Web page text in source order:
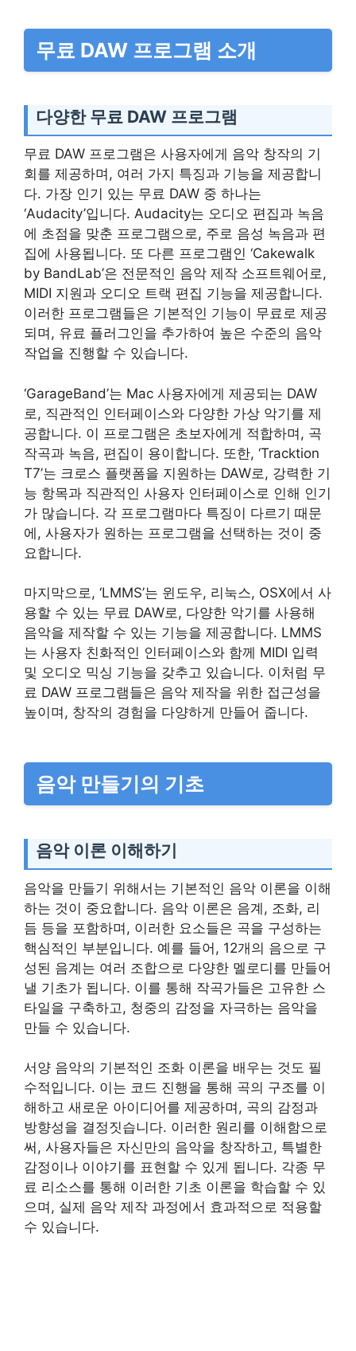
무료 DAW 프로그램 소개
다양한 무료 DAW 프로그램
무료 DAW 프로그램은 사용자에게 음악 창작의 기
회를 제공하며, 여러 가지 특징과 기능을 제공합니
다. 가장 인기 있는 무료 DAW 중 하나는
‘Audacity’입니다. Audacity는 오디오 편집과 녹음
에 초점을 맞춘 프로그램으로, 주로 음성 녹음과 편
집에 사용됩니다. 또 다른 프로그램인 ‘Cakewalk
by BandLab’은 전문적인 음악 제작 소프트웨어로,
MIDI 지원과 오디오 트랙 편집 기능을 제공합니다.
이러한 프로그램들은 기본적인 기능이 무료로 제공
되며, 유료 플러그인을 추가하여 높은 수준의 음악
작업을 진행할 수 있습니다.
‘GarageBand’는 Mac 사용자에게 제공되는 DAW
로, 직관적인 인터페이스와 다양한 가상 악기를 제
공합니다. 이 프로그램은 초보자에게 적합하며, 곡
작곡과 녹음, 편집이 용이합니다. 또한, ‘Tracktion
T7’는 크로스 플랫폼을 지원하는 DAW로, 강력한 기
능 항목과 직관적인 사용자 인터페이스로 인해 인기
가 많습니다. 각 프로그램마다 특징이 다르기 때문
에, 사용자가 원하는 프로그램을 선택하는 것이 중
요합니다.
마지막으로, ‘LMMS’는 윈도우, 리눅스, OSX에서 사
용할 수 있는 무료 DAW로, 다양한 악기를 사용해
음악을 제작할 수 있는 기능을 제공합니다. LMMS
는 사용자 친화적인 인터페이스와 함께 MIDI 입력
및 오디오 믹싱 기능을 갖추고 있습니다. 이처럼 무
료 DAW 프로그램들은 음악 제작을 위한 접근성을
높이며, 창작의 경험을 다양하게 만들어 줍니다.
음악 만들기의 기초
음악 이론 이해하기
음악을 만들기 위해서는 기본적인 음악 이론을 이해
하는 것이 중요합니다. 음악 이론은 음계, 조화, 리
듬 등을 포함하며, 이러한 요소들은 곡을 구성하는
핵심적인 부분입니다. 예를 들어, 12개의 음으로 구
성된 음계는 여러 조합으로 다양한 멜로디를 만들어
낼 기초가 됩니다. 이를 통해 작곡가들은 고유한 스
타일을 구축하고, 청중의 감정을 자극하는 음악을
만들 수 있습니다.
서양 음악의 기본적인 조화 이론을 배우는 것도 필
수적입니다. 이는 코드 진행을 통해 곡의 구조를 이
해하고 새로운 아이디어를 제공하며, 곡의 감정과
방향성을 결정짓습니다. 이러한 원리를 이해함으로
써, 사용자들은 자신만의 음악을 창작하고, 특별한
감정이나 이야기를 표현할 수 있게 됩니다. 각종 무
료 리소스를 통해 이러한 기초 이론을 학습할 수 있
으며, 실제 음악 제작 과정에서 효과적으로 적용할
수 있습니다.